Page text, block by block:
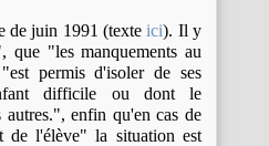
de juin 1991 (texteici). Il y
que "les manquements au
permis d'isoler de ses
difficile ou dont le
enfin qu'en cas de
de l'élève" la situation est